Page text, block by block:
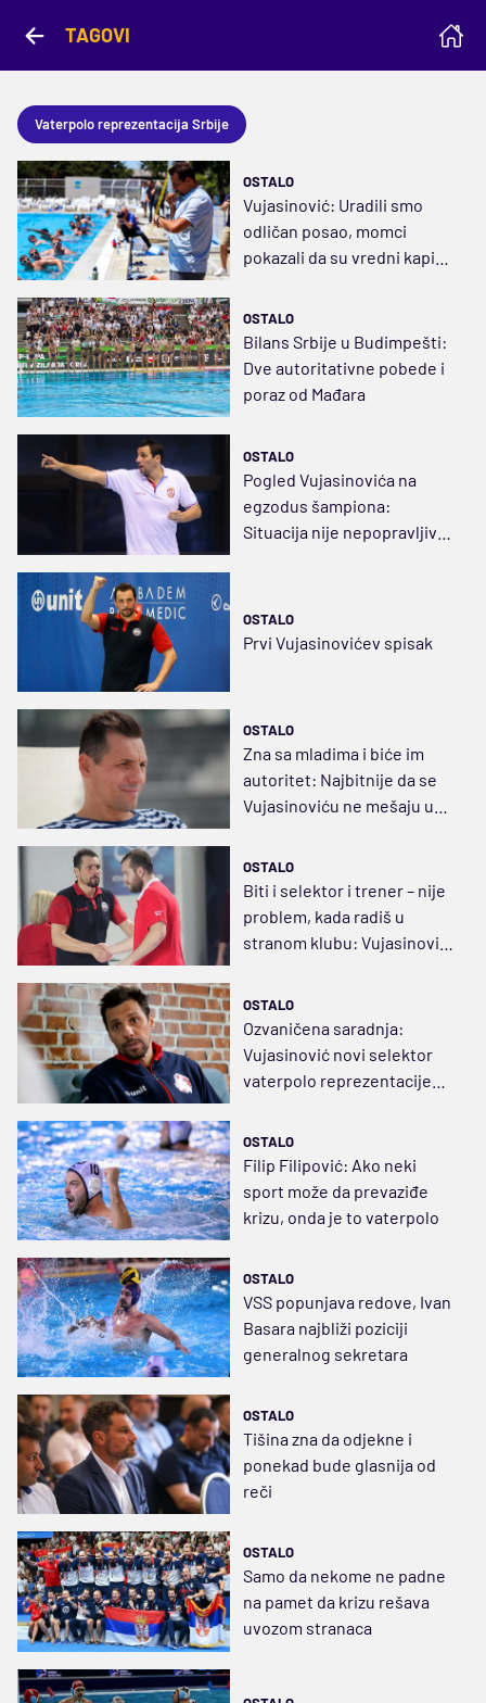
TAGOVI
Vaterpolo reprezentacija Srbije
OSTALO
Vujasinović: Uradili smo
odličan posao, momci
pokazali da su vredni kapice
OSTALO
Bilans Srbije u Budimpešti:
Dve autoritativne pobede i
poraz od Mađara
OSTALO
Pogled Vujasinovića na
egzodus šampiona:
Situacija nije nepopravljiva,
OSTALO
Prvi Vujasinovićev spisak
OSTALO
Zna sa mladima i biće im
autoritet: Najbitnije da se
Vujasinoviću ne mešaju u
OSTALO
Biti i selektor i trener – nije
problem, kada radiš u
stranom klubu: Vujasinović
OSTALO
Ozvaničena saradnja:
Vujasinović novi selektor
vaterpolo reprezentacije
OSTALO
Filip Filipović: Ako neki
sport može da prevaziđe
krizu, onda je to vaterpolo
OSTALO
VSS popunjava redove, Ivan
Basara najbliži poziciji
generalnog sekretara
OSTALO
Tišina zna da odjekne i
ponekad bude glasnija od
reči
OSTALO
Samo da nekome ne padne
na pamet da krizu rešava
uvozom stranaca